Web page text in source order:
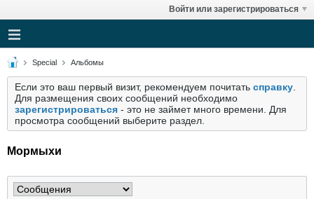
Войти или зарегистрироваться
Special Альбомы
Если это ваш первый визит, рекомендуем почитать справку
Для размещения своих сообщений необходимо
зарегистрироваться - это не займет много времени. Для
просмотра сообщений выберите раздел.
Мормыхи